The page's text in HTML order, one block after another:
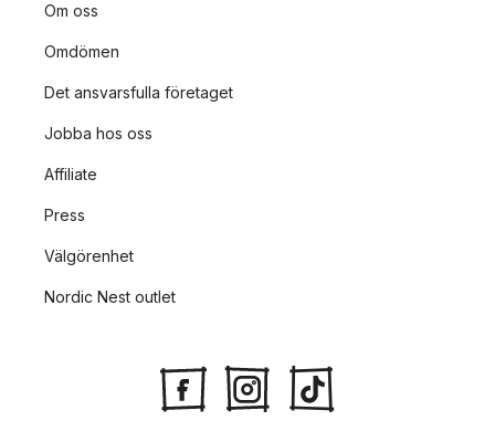
Om oss
Omdömen
Det ansvarsfulla företaget
Jobba hos oss
Affiliate
Press
Välgörenhet
Nordic Nest outlet